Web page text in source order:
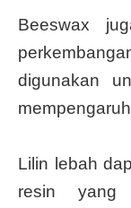
Beeswax
digunakan
Lilin lebah
resin yang